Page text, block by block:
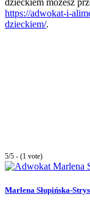
dzieckiem możesz
https://adwokat-i-
dzieckiem/.
5/5 - (1 vote)
Marlena Słupińska-